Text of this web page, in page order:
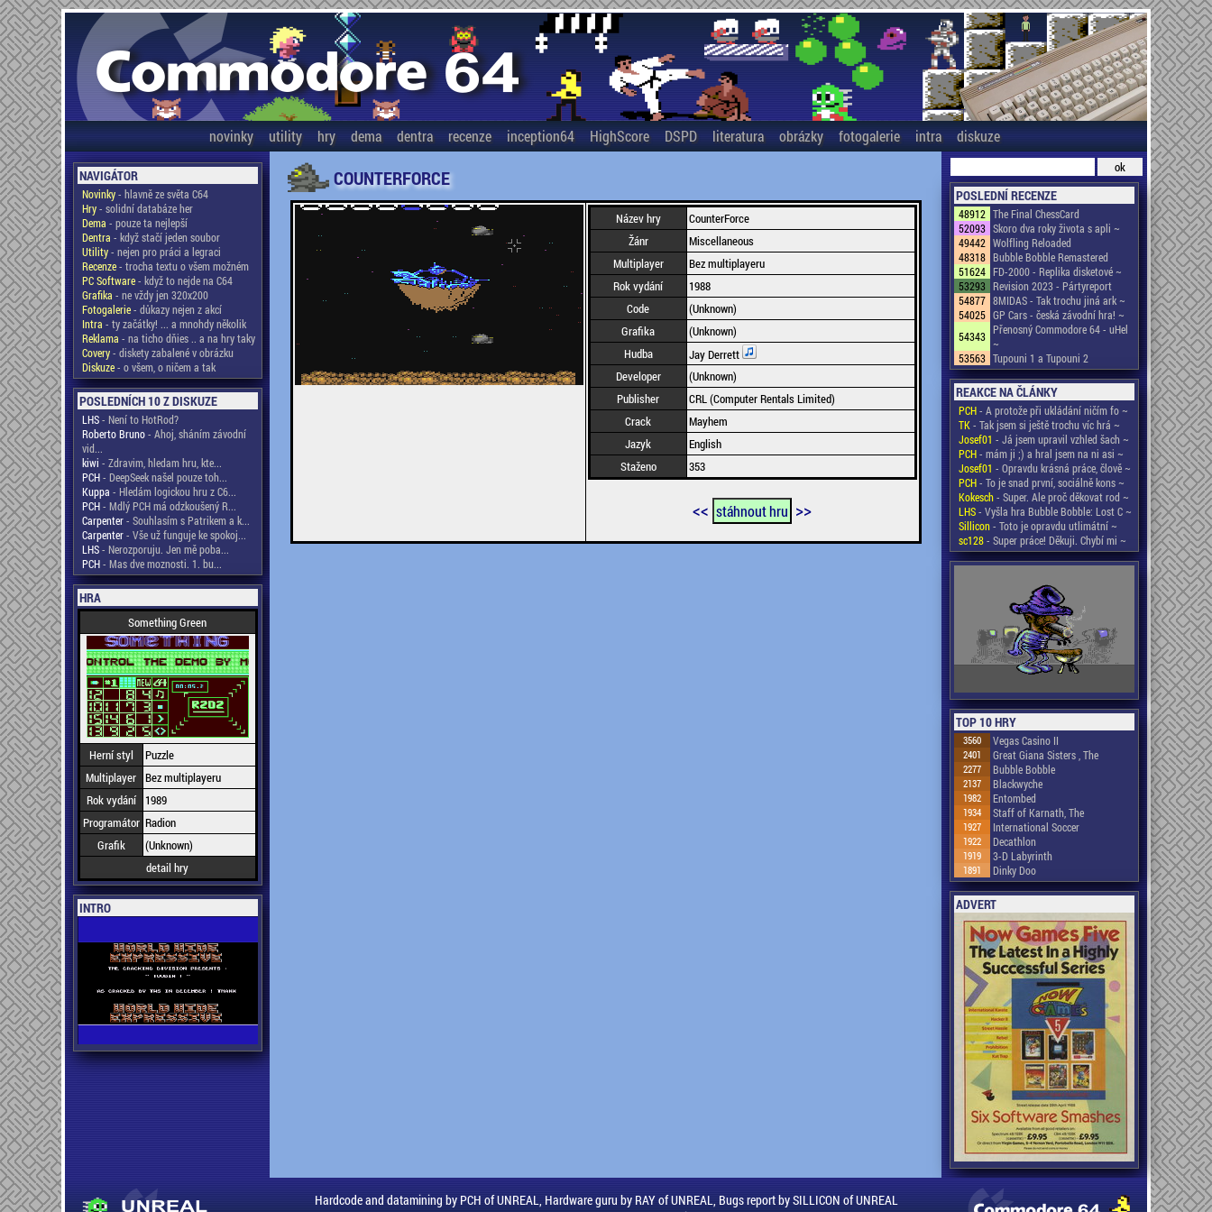
novinky utility hry dema dentra recenze inception64 HighScore DSPD literatura obrázky fotogalerie intra diskuze
NAVIGÁTOR
Novinky- hlavně ze světa C64
Hry- solidní databáze her
Dema - pouze ta nejlepší
Dentra - když stačí jeden soubor
Utility- nejen pro práci a legraci
Recenze- trocha textu o všem možném
PC Software- když to nejde na C64
Grafika - ne vždy jen 320x200
Fotogalerie- důkazy nejen z akcí
Intra - ty začátky! ... a mnohdy několik
Reklama - na ticho dňies .. a na hry taky
Covery- diskety zabalené v obrázku
Diskuze- o všem, o ničem a tak
POSLEDNÍCH 10 Z DISKUZE
LHS- Není to HotRod?
Roberto Bruno- Ahoj, sháním závodní
vid...
kiwi - Zdravim, hledam hru, kte...
PCH- DeepSeek našel pouze toh...
Kuppa - Hledám logickou hru z C6...
PCH- Mdlý PCH má odzkoušený R...
Carpenter- Souhlasím s Patrikem a k...
Carpenter- Vše už funguje ke spokoj...
LHS- Nerozporuju. Jen mě poba...
PCH- Mas dve moznosti. 1. bu...
HRA
Something Green
Herní styl
Puzzle
Multiplayer Bez multiplayeru
Rok vydání
1989
Programátor Radion
Grafik
(Unknown)
detail hry
INTRO
COUNTERFORCE
Název hry
CounterForce
Žánr
Miscellaneous
Multiplayer
Bez multiplayeru
Rok vydání
1988
Code
(Unknown)
Grafika
(Unknown)
Hudba
Jay Derrett
Developer
(Unknown)
Publisher
CRL (Computer Rentals Limited)
Crack
Mayhem
Jazyk
English
Staženo
353
<< stáhnout hru >>
POSLEDNÍ RECENZE
48912 The Final ChessCard
52093 Skoro dva roky života s apli ~
49442 Wolfling Reloaded
48318 Bubble Bobble Remastered
51624 FD-2000 - Replika disketové ~
53293 Revision 2023 - Pártyreport
54877 8MIDAS - Tak trochu jiná ark ~
54025 GP Cars - česká závodní hra! ~
54343 Přenosný Commodore 64 - uHel
~
53563 Tupouni 1 a Tupouni 2
REAKCE NA ČLÁNKY
PCH- A protože při ukládání ničím fo ~
TK- Tak jsem si ještě trochu víc hrá ~
Josef01 - Já jsem upravil vzhled šach ~
PCH- mám ji ;) a hral jsem na ni asi ~
Josef01 - Opravdu krásná práce, člově ~
PCH- To je snad první, sociálně kons ~
Kokesch- Super. Ale proč děkovat rod ~
LHS- Vyšla hra Bubble Bobble: Lost C ~
Sillicon- Toto je opravdu utlimátní ~
sc128- Super práce! Děkuji. Chybí mi ~
TOP 10 HRY
3560 Vegas Casino II
2401 Great Giana Sisters , The
2277 Bubble Bobble
2137 Blackwyche
1982 Entombed
1934 Staff of Karnath, The
1927 International Soccer
1922 Decathlon
1919 3-D Labyrinth
1891 Dinky Doo
ADVERT
Hardcode and datamining by PCH of UNREAL, Hardware guru by RAY of UNREAL, Bugs report by SILLICON of UNREAL